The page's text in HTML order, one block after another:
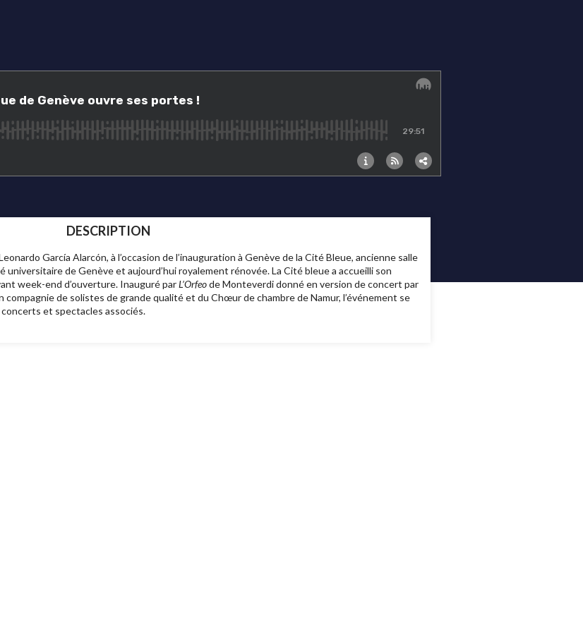
DESCRIPTION
García Alarcón, à l’occasion de l’inauguration à Genève de la Cité Bleue, ancienne salle
de Genève et aujourd’hui royalement rénovée. La Cité bleue a accueilli son
week-end d’ouverture. Inauguré parL’Orfeode Monteverdi donné en version de concert par
compagnie de solistes de grande qualité et du Chœur de chambre de Namur, l’événement se
et spectacles associés.